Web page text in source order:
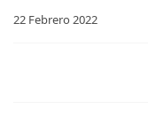
22 Febrero 2022